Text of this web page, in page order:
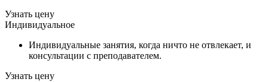
Узнать цену
Индивидуальное
Индивидуальные занятия, когда ничто не отвлекает, и
консультации с преподавателем.
Узнать цену